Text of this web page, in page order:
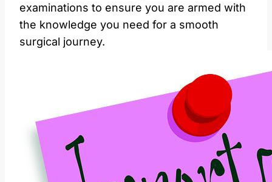
examinations to ensure ‍you are ⁢armed with
the knowledge you need for a smooth
surgical journey.